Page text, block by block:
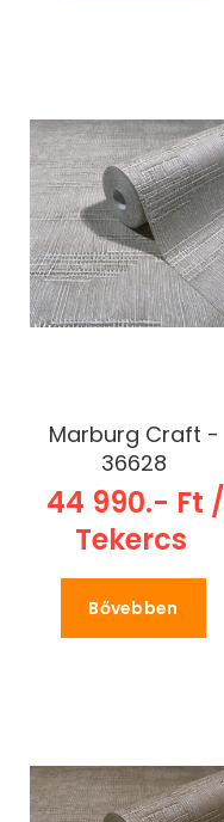
Marburg Craft -
36628
44 990.- Ft /
Tekercs
Bővebben